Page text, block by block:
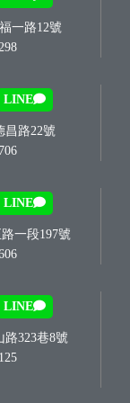
一路12號
LINE
昌路22號
LINE
一段197號
LINE
路323巷8號